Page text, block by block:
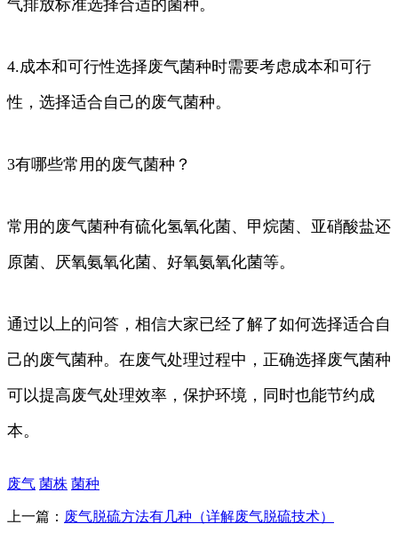
气排放标准选择合适的菌种。
4.成本和可行性选择废气菌种时需要考虑成本和可行
性，选择适合自己的废气菌种。
3有哪些常用的废气菌种？
常用的废气菌种有硫化氢氧化菌、甲烷菌、亚硝酸盐还
原菌、厌氧氨氧化菌、好氧氨氧化菌等。
通过以上的问答，相信大家已经了解了如何选择适合自
己的废气菌种。在废气处理过程中，正确选择废气菌种
可以提高废气处理效率，保护环境，同时也能节约成
本。
废气 菌株 菌种
上一篇： 废气脱硫方法有几种（详解废气脱硫技术）